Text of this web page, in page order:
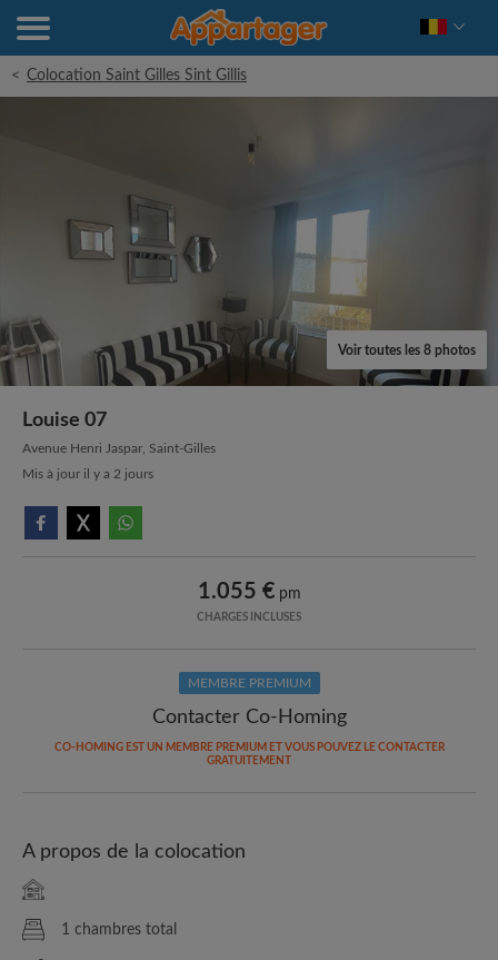
< Colocation Saint Gilles Sint Gillis
Voir toutes les 8 photos
Louise 07
Avenue Henri Jaspar, Saint-Gilles
Mis à jour il y a 2 jours
1.055 € pm
CHARGES INCLUSES
MEMBRE PREMIUM
Contacter Co-Homing
CO-HOMING EST UN MEMBRE PREMIUM ET VOUS POUVEZ LE CONTACTER
GRATUITEMENT
A propos de la colocation
1 chambres total